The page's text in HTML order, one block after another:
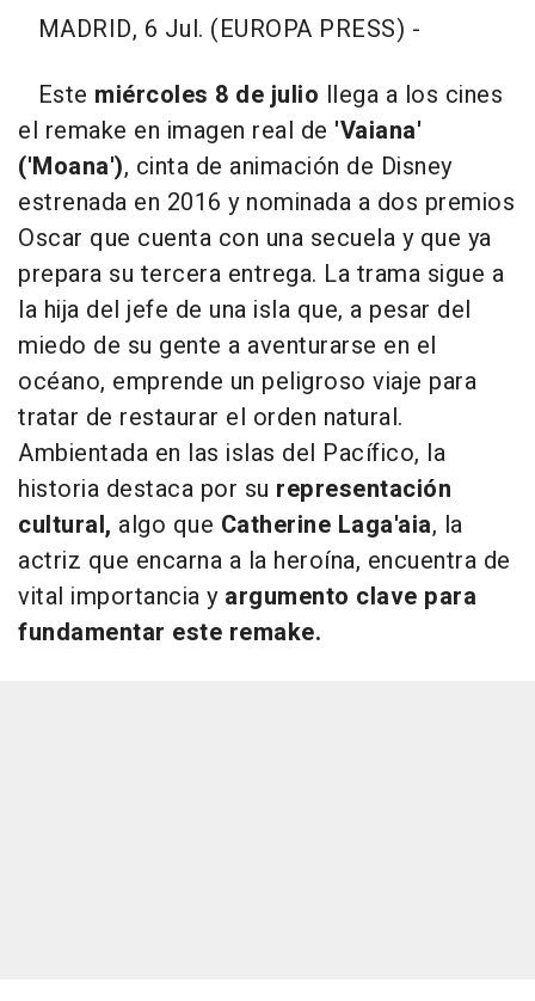
MADRID, 6 Jul. (EUROPA PRESS) -
Este miércoles 8 de julio llega a los cines
el remake en imagen real de 'Vaiana'
('Moana'), cinta de animación de Disney
estrenada en 2016 y nominada a dos premios
Oscar que cuenta con una secuela y que ya
prepara su tercera entrega. La trama sigue a
la hija del jefe de una isla que, a pesar del
miedo de su gente a aventurarse en el
océano, emprende un peligroso viaje para
tratar de restaurar el orden natural.
Ambientada en las islas del Pacífico, la
historia destaca por su representación
cultural, algo que Catherine Laga'aia, la
actriz que encarna a la heroína, encuentra de
vital importancia y argumento clave para
fundamentar este remake.